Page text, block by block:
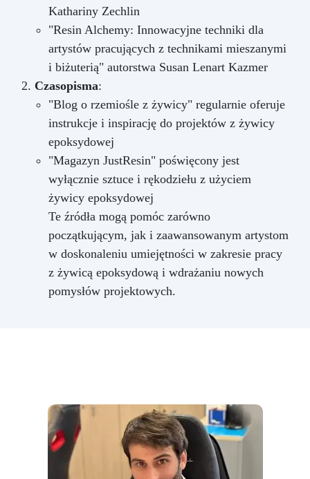
Kathariny Zechlin
"Resin Alchemy: Innowacyjne techniki dla
artystów pracujących z technikami mieszanymi
i biżuterią" autorstwa Susan Lenart Kazmer
Czasopisma:
"Blog o rzemiośle z żywicy" regularnie oferuje
instrukcje i inspirację do projektów z żywicy
epoksydowej
"Magazyn JustResin" poświęcony jest
wyłącznie sztuce i rękodziełu z użyciem
żywicy epoksydowej
Te źródła mogą pomóc zarówno
początkującym, jak i zaawansowanym artystom
w doskonaleniu umiejętności w zakresie pracy
z żywicą epoksydową i wdrażaniu nowych
pomysłów projektowych.